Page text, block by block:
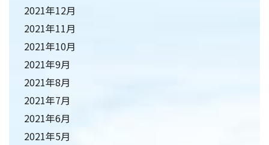
2021年12月
2021年11月
2021年10月
2021年9月
2021年8月
2021年7月
2021年6月
2021年5月